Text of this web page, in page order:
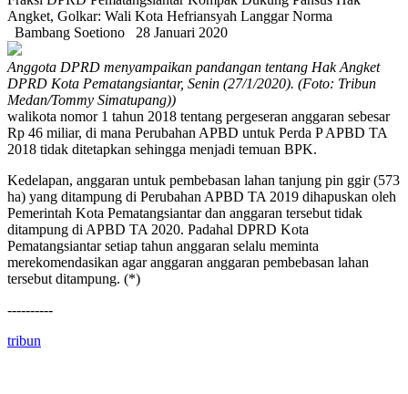
Angket, Golkar: Wali Kota Hefriansyah Langgar Norma
Bambang Soetiono
28 Januari 2020
Anggota DPRD menyampaikan pandangan tentang Hak Angket
DPRD Kota Pematangsiantar, Senin (27/1/2020). (Foto: Tribun
Medan/Tommy Simatupang))
walikota nomor 1 tahun 2018 tentang pergeseran anggaran sebesar
Rp 46 miliar, di mana Perubahan APBD untuk Perda P APBD TA
2018 tidak ditetapkan sehingga menjadi temuan BPK.
Kedelapan, anggaran untuk pembebasan lahan tanjung pin ggir (573
ha) yang ditampung di Perubahan APBD TA 2019 dihapuskan oleh
Pemerintah Kota Pematangsiantar dan anggaran tersebut tidak
ditampung di APBD TA 2020. Padahal DPRD Kota
Pematangsiantar setiap tahun anggaran selalu meminta
merekomendasikan agar anggaran anggaran pembebasan lahan
tersebut ditampung. (*)
----------
tribun